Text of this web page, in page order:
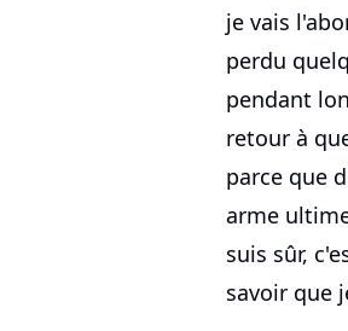
je vais
perdu
pendant
retour à
parce que
arme
suis sûr,
savoir que